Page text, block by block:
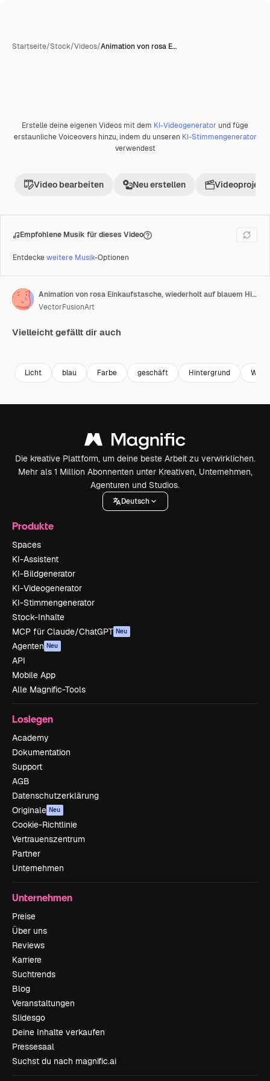
Startseite/Stock/Videos/Animation von rosa E…
PremiumKI-generiert
Erstelle deine eigenen Videos mit dem KI-Videogenerator und füge
erstaunliche Voiceovers hinzu, indem du unseren KI-Stimmengenerator
verwendest
Video bearbeiten Neu erstellen Videoprojekt
Empfohlene Musik für dieses Video
Entdeckeweitere Musik-Optionen
Animation von rosa Einkaufstasche, wiederholt auf blauem Hintergrund
VectorFusionArt
Vielleicht gefällt dir auch
Licht blau Farbe geschäft Hintergrund Weiß
Die kreative Plattform, um deine beste Arbeit zu verwirklichen.
Mehr als 1 Million Abonnenten unter Kreativen, Unternehmen,
Agenturen und Studios.
Deutsch
Produkte
Spaces
KI-Assistent
KI-Bildgenerator
KI-Videogenerator
KI-Stimmengenerator
Stock-Inhalte
MCP für Claude/ChatGPT Neu
Agenten Neu
API
Mobile App
Alle Magnific-Tools
Loslegen
Academy
Dokumentation
Support
AGB
Datenschutzerklärung
Originale Neu
Cookie-Richtlinie
Vertrauenszentrum
Partner
Unternehmen
Unternehmen
Preise
Über uns
Reviews
Karriere
Suchtrends
Blog
Veranstaltungen
Slidesgo
Deine Inhalte verkaufen
Pressesaal
Suchst du nach magnific.ai